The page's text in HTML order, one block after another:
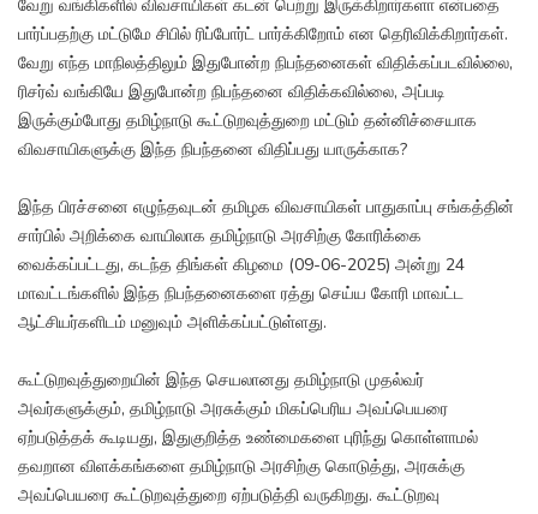
வேறு வங்கிகளில் விவசாயிகள் கடன் பெற்று இருக்கிறார்களா என்பதை
பார்ப்பதற்கு மட்டுமே சிபில் ரிப்போர்ட் பார்க்கிறோம் என தெரிவிக்கிறார்கள்.
வேறு எந்த மாநிலத்திலும் இதுபோன்ற நிபந்தனைகள் விதிக்கப்படவில்லை,
ரிசர்வ் வங்கியே இதுபோன்ற நிபந்தனை விதிக்கவில்லை, அப்படி
இருக்கும்போது தமிழ்நாடு கூட்டுறவுத்துறை மட்டும் தன்னிச்சையாக
விவசாயிகளுக்கு இந்த நிபந்தனை விதிப்பது யாருக்காக?
இந்த பிரச்சனை எழுந்தவுடன் தமிழக விவசாயிகள் பாதுகாப்பு சங்கத்தின்
சார்பில் அறிக்கை வாயிலாக தமிழ்நாடு அரசிற்கு கோரிக்கை
வைக்கப்பட்டது, கடந்த திங்கள் கிழமை (09-06-2025) அன்று 24
மாவட்டங்களில் இந்த நிபந்தனைகளை ரத்து செய்ய கோரி மாவட்ட
ஆட்சியர்களிடம் மனுவும் அளிக்கப்பட்டுள்ளது.
கூட்டுறவுத்துறையின் இந்த செயலானது தமிழ்நாடு முதல்வர்
அவர்களுக்கும், தமிழ்நாடு அரசுக்கும் மிகப்பெரிய அவப்பெயரை
ஏற்படுத்தக் கூடியது, இதுகுறித்த உண்மைகளை புரிந்து கொள்ளாமல்
தவறான விளக்கங்களை தமிழ்நாடு அரசிற்கு கொடுத்து, அரசுக்கு
அவப்பெயரை கூட்டுறவுத்துறை ஏற்படுத்தி வருகிறது. கூட்டுறவு